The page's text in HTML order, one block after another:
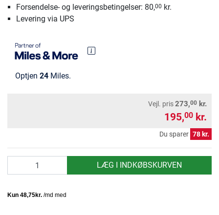
Forsendelse- og leveringsbetingelser: 80,00 kr.
Levering via UPS
Optjen 24 Miles.
Vejl. pris273,00 kr.
195,00 kr.
Du sparer 78 kr.
LÆG I INDKØBSKURVEN